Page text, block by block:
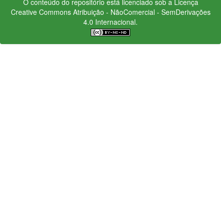
Creative CommonsAtribuição - NãoComercial - SemDerivações
4.0 Internacional.